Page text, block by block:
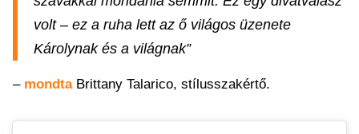
volt – ez a ruha lett az ő világos üzenete
Károlynak és a világnak”
– mondtaBrittany Talarico, stílusszakértő.